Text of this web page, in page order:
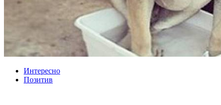
Интересно
Позитив